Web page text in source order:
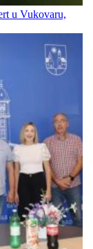
u Vukovaru,